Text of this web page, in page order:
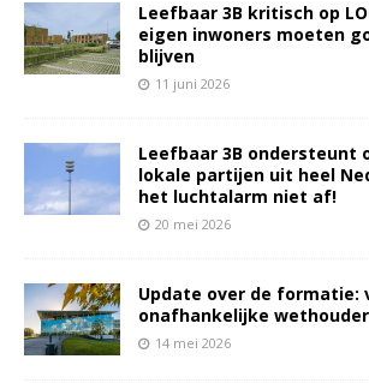
Leefbaar 3B kritisch op
eigen inwoners moeten
blijven
11 juni 2026
Leefbaar 3B ondersteunt
lokale partijen uit heel
het luchtalarm niet af!
20 mei 2026
Update over de formatie:
onafhankelijke
14 mei 2026